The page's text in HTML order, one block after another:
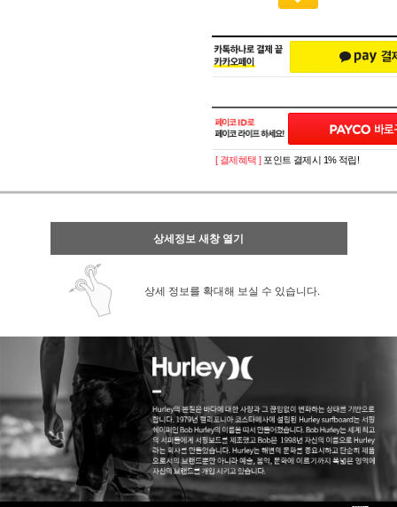
[ 결제혜택 ] 포인트 결제시 1% 적립!
상세정보 새창 열기
상세 정보를 확대해 보실 수 있습니다.